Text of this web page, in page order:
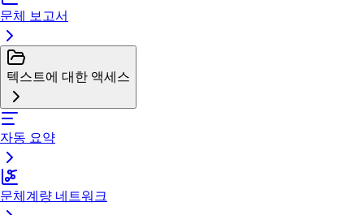
문체 보고서
텍스트에 대한 액세스
자동 요약
문체계량 네트워크